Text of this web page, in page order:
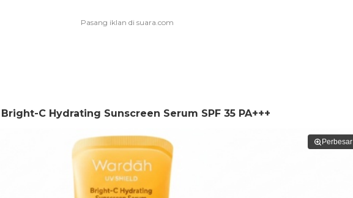
C Hydrating Sunscreen Serum SPF 35 PA+++
Perbesar